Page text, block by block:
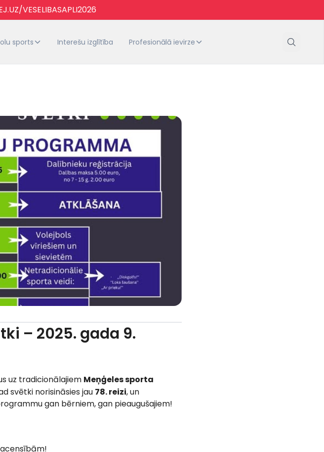
VESELIBASAPLI2026
sports Interešu izglītība Profesionālā ievirze
– 2025. gada 9.
uz tradicionālajiem Meņģeles sporta
svētki norisināsies jau 78. reizi, un
gan bērniem, gan pieaugušajiem!